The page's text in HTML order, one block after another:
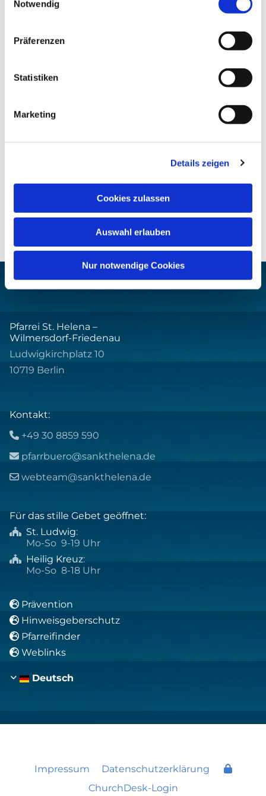
Notwendig
Präferenzen
Statistiken
Marketing
Details zeigen
Cookies zulassen
Auswahl erlauben
Nur notwendige Cookies
Pfarrei St. Helena –
Wilmersdorf-Friedenau
Ludwigkirchplatz 10
10719 Berlin
Kontakt:
 +49 30 8859 590
 pfarrbuero@sankthelena.de
 webteam@sankthelena.de
Für das stille Gebet geöffnet:
 St. Ludwig:
Mo-So 9-19 Uhr
 Heilig Kreuz:
Mo-So 8-18 Uhr
 Prävention
 Hinweisgeberschutz
 Pfarreifinder
 Weblinks
Deutsch
Impressum
Datenschutzerklärung
ChurchDesk-Login